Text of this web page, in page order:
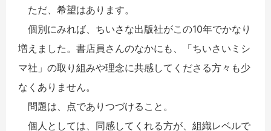
ただ、希望はあります。
個別にみれば、ちいさな出版社がこの10年でかなり
増えました。書店員さんのなかにも、「ちいさいミシ
マ社」の取り組みや理念に共感してくださる方々も少
なくありません。
問題は、点でありつづけること。
個人としては、同感してくれる方が、組織レベルで